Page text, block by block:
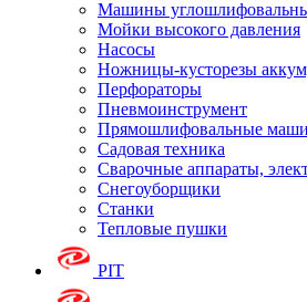
Машины
Мойки высокого давления
Насосы
Ножницы-кусторезы
Перфораторы
Пневмоинструмент
Прямошлифовальные
Садовая техника
Сварочные аппараты,
Снегоуборщики
Станки
Тепловые пушки
PIT